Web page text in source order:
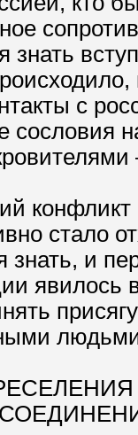
знать
с
стало
знать, и